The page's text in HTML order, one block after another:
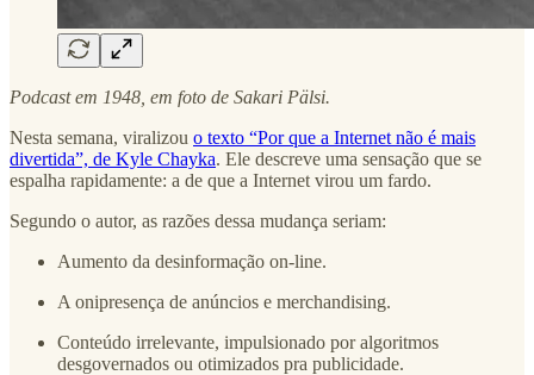
Podcast em 1948, em foto de Sakari Pälsi.
Nesta semana, viralizou o texto “Por que a Internet não é mais
divertida”, de Kyle Chayka. Ele descreve uma sensação que se
espalha rapidamente: a de que a Internet virou um fardo.
Segundo o autor, as razões dessa mudança seriam:
Aumento da desinformação on-line.
A onipresença de anúncios e merchandising.
Conteúdo irrelevante, impulsionado por algoritmos
desgovernados ou otimizados pra publicidade.